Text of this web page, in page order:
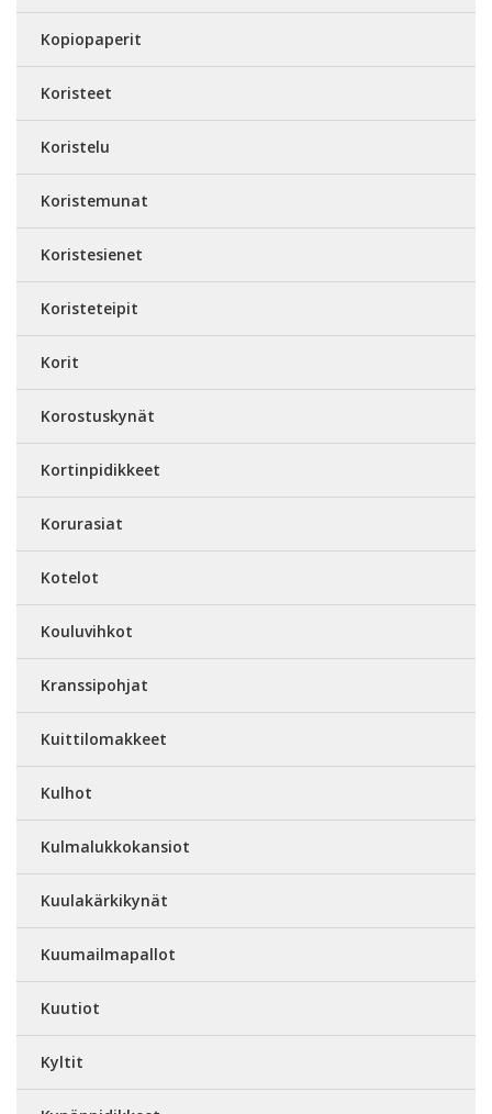
Kopiopaperit
Koristeet
Koristelu
Koristemunat
Koristesienet
Koristeteipit
Korit
Korostuskynät
Kortinpidikkeet
Korurasiat
Kotelot
Kouluvihkot
Kranssipohjat
Kuittilomakkeet
Kulhot
Kulmalukkokansiot
Kuulakärkikynät
Kuumailmapallot
Kuutiot
Kyltit